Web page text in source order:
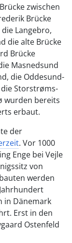
zwischen
Brücke
Langebro,
die alte Brücke
Brücke
Masnedsund
die Oddesund-
Storstrøms-
wurden bereits
erbaut.
der
. Vor 1000
Enge bei Vejle
von
werden
in Dänemark
Erst in den
Ostenfeld